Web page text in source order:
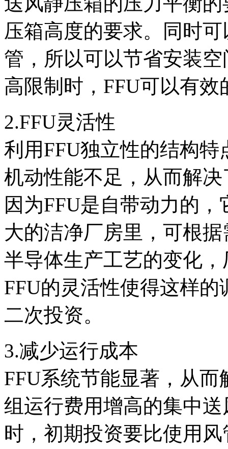
压箱高度的要求。同时
管，所以可以节省安装
高限制时，FFU可以有
2.FFU灵活性
利用FFU独立性的结构
机动性能不足，从而解
因为FFU是自带动力的
大的洁净厂房里，可根
半导体生产工艺的变化
FFU的灵活性使得这样
二次投资。
3.减少运行成本
FFU系统节能显著，从
组运行费用增高的集中
时，初期投资要比使用